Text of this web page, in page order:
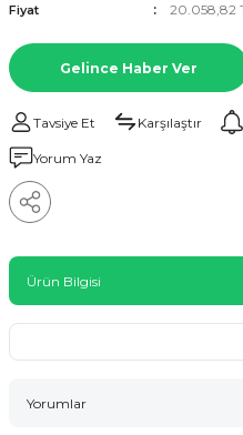
Fiyat 20.058,82
Gelince Haber Ver
Tavsiye Et Karşılaştır
Yorum Yaz
Ürün Bilgisi
Yorumlar